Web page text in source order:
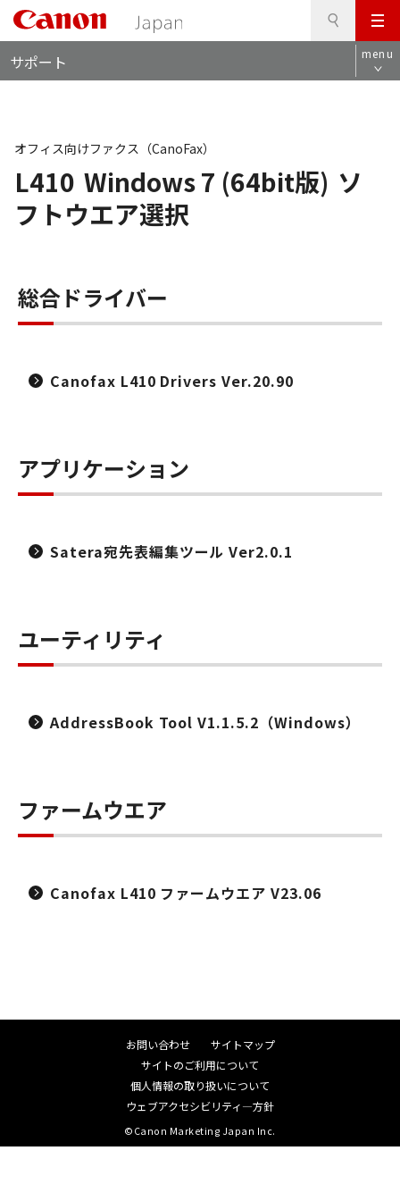
メ
ニ
ュ
サポート menu
L410 Windows 7 (64bit版) ソ
フトウエア選択
オフィス向けファクス（CanoFax）
総合ドライバー
Canofax L410 Drivers Ver.20.90
アプリケーション
Satera宛先表編集ツール Ver2.0.1
ユーティリティ
AddressBook Tool V1.1.5.2（Windows）
ファームウエア
Canofax L410 ファームウエア V23.06
お問い合わせ
サイトマップ
サイトのご利用について
個人情報の取り扱いについて
ウェブアクセシビリティ―方針
©Canon Marketing Japan Inc.